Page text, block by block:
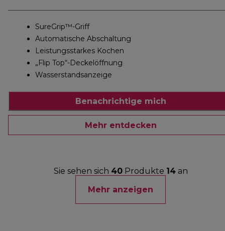
SureGrip™-Griff
Automatische Abschaltung
Leistungsstarkes Kochen
„Flip Top“-Deckelöffnung
Wasserstandsanzeige
Benachrichtige mich
Mehr entdecken
Sie sehen sich 40Produkte 14an
Mehr anzeigen